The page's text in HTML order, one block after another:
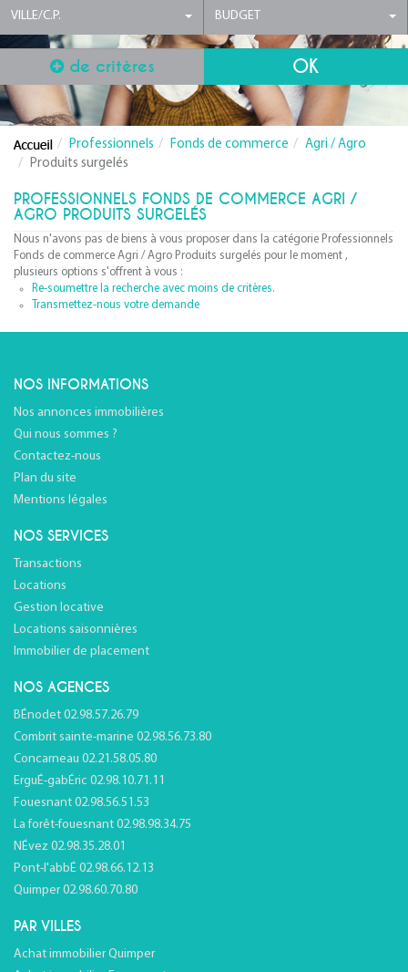
VILLE/C.P. BUDGET
de critères
Professionnels Fonds de commerce
Agri / Agro
Produits surgelés
PROFESSIONNELS FONDS DE COMMERCE AGRI /
AGRO PRODUITS SURGELÉS
Nous n'avons pas de biens à vous proposer dans la catégorie Professionnels
Fonds de commerce Agri / Agro Produits surgelés pour le moment ,
plusieurs options s'offrent à vous :
Re-soumettre la recherche avec moins de critères.
Transmettez-nous votre demande
NOS INFORMATIONS
Nos annonces immobilières
Qui nous sommes ?
Contactez-nous
Plan du site
Mentions légales
NOS SERVICES
Transactions
Locations
Gestion locative
Locations saisonnières
Immobilier de placement
NOS AGENCES
BÉnodet 02.98.57.26.79
Combrit sainte-marine 02.98.56.73.80
Concarneau 02.21.58.05.80
ErguÉ-gabÉric 02.98.10.71.11
Fouesnant 02.98.56.51.53
La forêt-fouesnant 02.98.98.34.75
NÉvez 02.98.35.28.01
Pont-l'abbÉ 02.98.66.12.13
Quimper 02.98.60.70.80
PAR VILLES
Achat immobilier Quimper